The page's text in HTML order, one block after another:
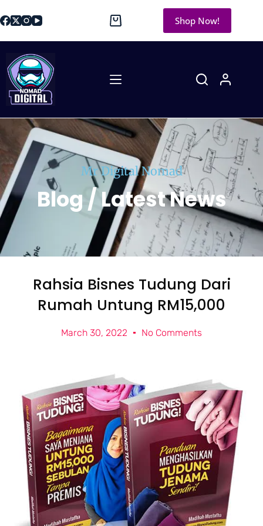
Shop Now!
Mr Digital Nomad
Blog / Latest News
Rahsia Bisnes Tudung Dari
Rumah Untung RM15,000
March 30, 2022 No Comments